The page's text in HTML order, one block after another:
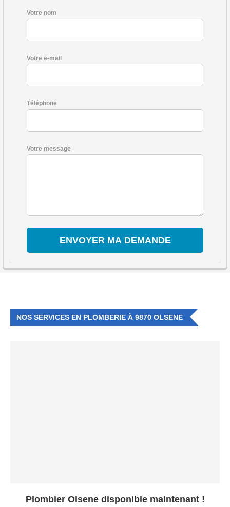
Votre nom
Votre e-mail
Téléphone
Votre message
NOS SERVICES EN PLOMBERIE À 9870 OLSENE
Plombier Olsene disponible maintenant !